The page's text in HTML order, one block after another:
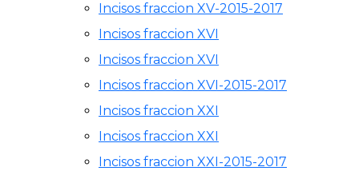
Incisos fraccion XV-2015-2017
Incisos fraccion XVI
Incisos fraccion XVI
Incisos fraccion XVI-2015-2017
Incisos fraccion XXI
Incisos fraccion XXI
Incisos fraccion XXI-2015-2017